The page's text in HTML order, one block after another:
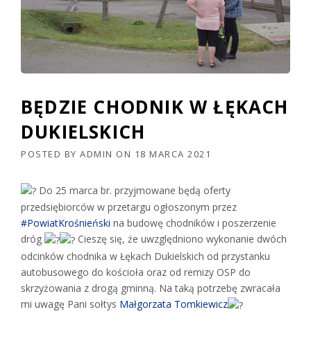
BĘDZIE CHODNIK W ŁĘKACH
DUKIELSKICH
POSTED BY ADMIN ON 18 MARCA 2021
Do 25 marca br. przyjmowane będą oferty
przedsiębiorców w przetargu ogłoszonym przez
#PowiatKrośnieński na budowę chodników i poszerzenie
dróg
Cieszę się, że uwzględniono wykonanie dwóch
odcinków chodnika w Łękach Dukielskich od przystanku
autobusowego do kościoła oraz od remizy OSP do
skrzyżowania z drogą gminną. Na taką potrzebę zwracała
mi uwagę Pani sołtys Małgorzata Tomkiewicz